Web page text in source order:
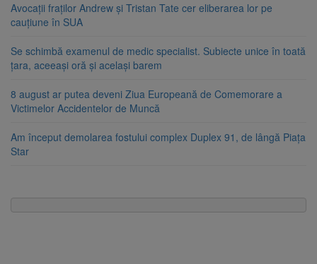
Avocații fraților Andrew și Tristan Tate cer eliberarea lor pe
cauțiune în SUA
Se schimbă examenul de medic specialist. Subiecte unice în toată
țara, aceeași oră și același barem
8 august ar putea deveni Ziua Europeană de Comemorare a
Victimelor Accidentelor de Muncă
Am început demolarea fostului complex Duplex 91, de lângă Piața
Star